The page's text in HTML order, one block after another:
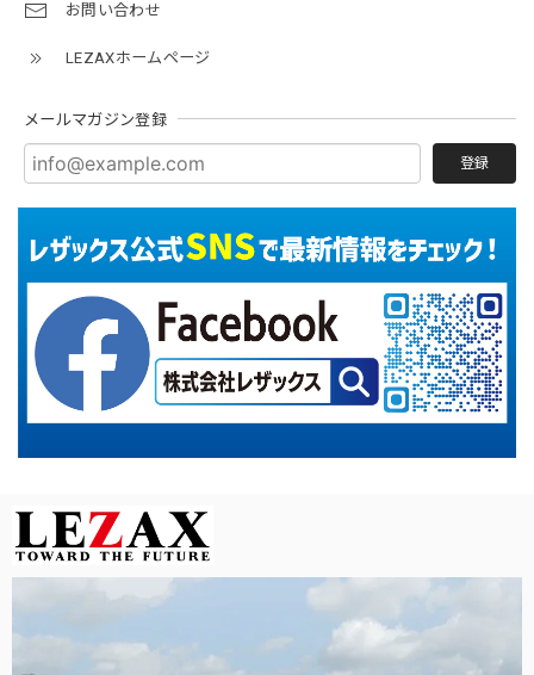
お問い合わせ
LEZAXホームページ
メールマガジン登録
登録